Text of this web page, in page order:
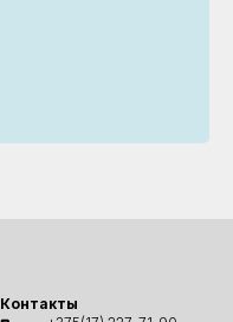
Контакты